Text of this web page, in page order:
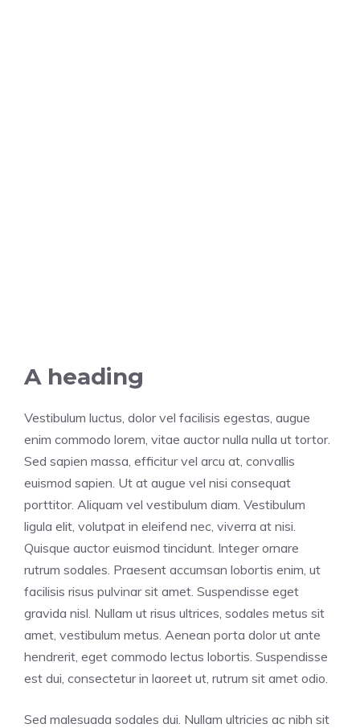
A heading
Vestibulum luctus, dolor vel facilisis egestas, augue
enim commodo lorem, vitae auctor nulla nulla ut tortor.
Sed sapien massa, efficitur vel arcu at, convallis
euismod sapien. Ut at augue vel nisi consequat
porttitor. Aliquam vel vestibulum diam. Vestibulum
ligula elit, volutpat in eleifend nec, viverra at nisi.
Quisque auctor euismod tincidunt. Integer ornare
rutrum sodales. Praesent accumsan lobortis enim, ut
facilisis risus pulvinar sit amet. Suspendisse eget
gravida nisl. Nullam ut risus ultrices, sodales metus sit
amet, vestibulum metus. Aenean porta dolor ut ante
hendrerit, eget commodo lectus lobortis. Suspendisse
est dui, consectetur in laoreet ut, rutrum sit amet odio.
Sed malesuada sodales dui. Nullam ultricies ac nibh sit